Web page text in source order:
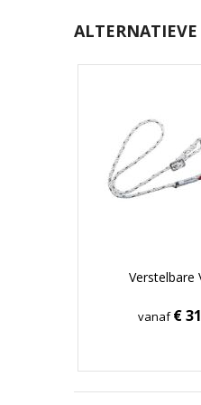
Verstelbare
vanaf€